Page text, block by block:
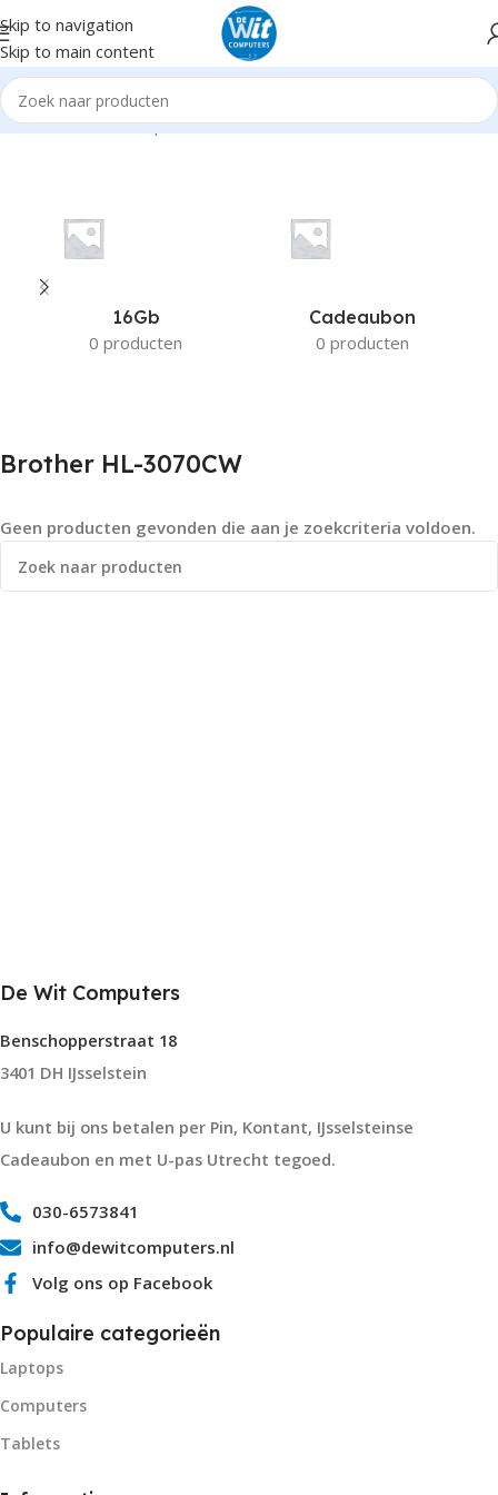
Skip to navigation
Skip to main content
Home Product Compatible Printers Brother HL-3070CW
16Gb
0 producten
Cadeaubon
0 producten
Brother HL-3070CW
Geen producten gevonden die aan je zoekcriteria voldoen.
De Wit Computers
Benschopperstraat 18
3401 DH IJsselstein
U kunt bij ons betalen per Pin, Kontant, IJsselsteinse
Cadeaubon en met U-pas Utrecht tegoed.
030-6573841
info@dewitcomputers.nl
Volg ons op Facebook
Populaire categorieën
Laptops
Computers
Tablets